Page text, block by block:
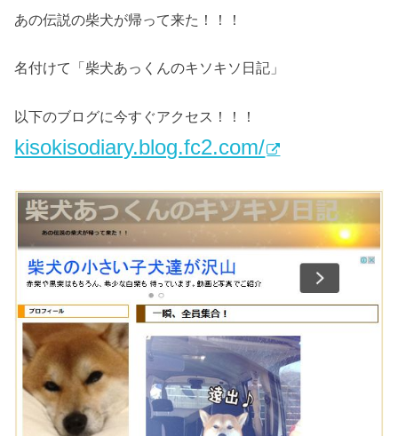
あの伝説の柴犬が帰って来た！！！
名付けて「柴犬あっくんのキソキソ日記」
以下のブログに今すぐアクセス！！！
kisokisodiary.blog.fc2.com/